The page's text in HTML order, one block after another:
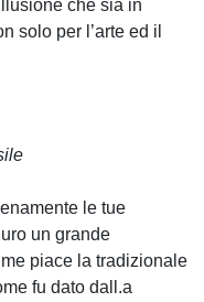
che sia in
solo per l’arte ed il
le tue
un grande
piace la tradizionale
fu dato dall.a